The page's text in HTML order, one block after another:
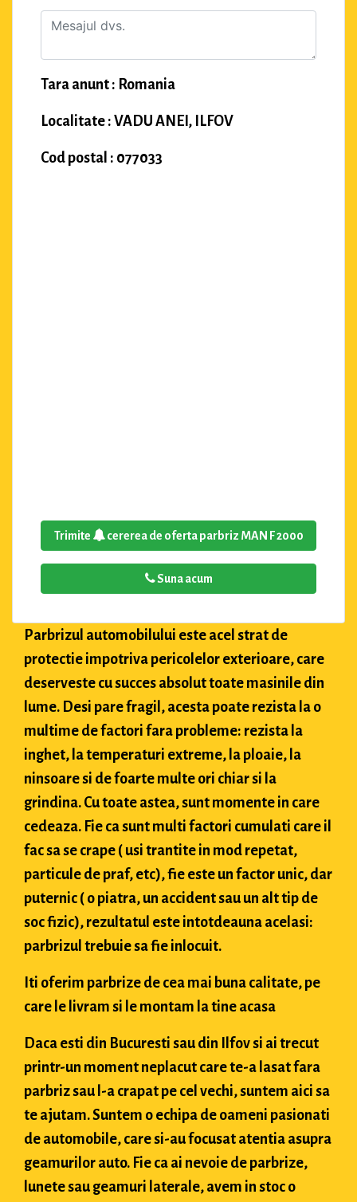
Tara anunt : Romania
Localitate : VADU ANEI, ILFOV
Cod postal : 077033
Trimite cererea de oferta parbriz MAN F 2000
Suna acum
Parbrizul automobilului este acel strat de
protectie impotriva pericolelor exterioare, care
deserveste cu succes absolut toate masinile din
lume. Desi pare fragil, acesta poate rezista la o
multime de factori fara probleme: rezista la
inghet, la temperaturi extreme, la ploaie, la
ninsoare si de foarte multe ori chiar si la
grindina. Cu toate astea, sunt momente in care
cedeaza. Fie ca sunt multi factori cumulati care il
fac sa se crape ( usi trantite in mod repetat,
particule de praf, etc), fie este un factor unic, dar
puternic ( o piatra, un accident sau un alt tip de
soc fizic), rezultatul este intotdeauna acelasi:
parbrizul trebuie sa fie inlocuit.
Iti oferim parbrize de cea mai buna calitate, pe
care le livram si le montam la tine acasa
Daca esti din Bucuresti sau din Ilfov si ai trecut
printr-un moment neplacut care te-a lasat fara
parbriz sau l-a crapat pe cel vechi, suntem aici sa
te ajutam. Suntem o echipa de oameni pasionati
de automobile, care si-au focusat atentia asupra
geamurilor auto. Fie ca ai nevoie de parbrize,
lunete sau geamuri laterale, avem in stoc o